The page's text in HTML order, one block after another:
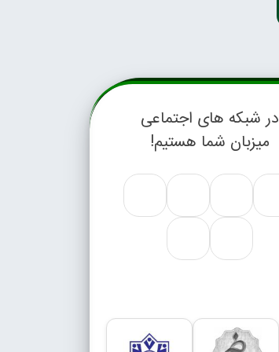
در شبکه های اجتماعی
میزبان شما هستیم!